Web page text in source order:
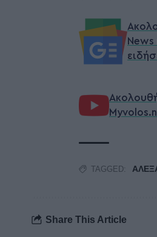
TAGGED:
Share This Article